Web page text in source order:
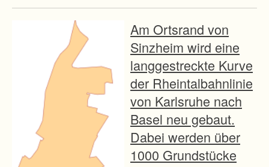
Am Ortsrand von
Sinzheim wird eine
langgestreckte Kurve
der Rheintalbahnlinie
von Karlsruhe nach
Basel neu gebaut.
Dabei werden über
1000 Grundstücke